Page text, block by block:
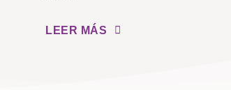
LEER MÁS